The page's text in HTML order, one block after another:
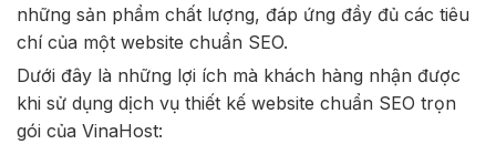
những sản phẩm chất lượng, đáp ứng đầy đủ các tiêu
chí của một website chuẩn SEO.
Dưới đây là những lợi ích mà khách hàng nhận được
khi sử dụng dịch vụ thiết kế website chuẩn SEO trọn
gói của VinaHost: